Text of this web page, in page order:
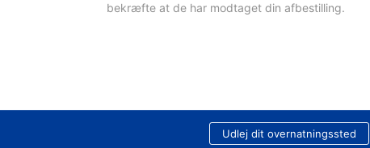
bekræfte at de har modtaget din afbestilling.
Udlej dit overnatningssted